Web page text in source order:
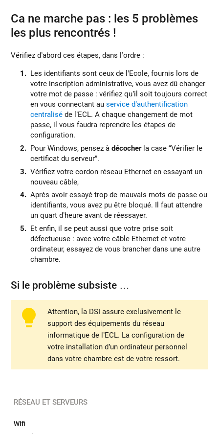
Ca ne marche pas : les 5 problèmes
les plus rencontrés !
Vérifiez d’abord ces étapes, dans l’ordre :
Les identifiants sont ceux de l’Ecole, fournis lors de
votre inscription administrative, vous avez dû changer
votre mot de passe : vérifiez qu’il soit toujours correct
en vous connectant auservice d’authentification
centralisé de l’ECL. A chaque changement de mot
passe, il vous faudra reprendre les étapes de
configuration.
Pour Windows, pensez àdécocherla case “Vérifier le
certificat du serveur”.
Vérifiez votre cordon réseau Ethernet en essayant un
nouveau câble,
Après avoir essayé trop de mauvais mots de passe ou
identifiants, vous avez pu être bloqué. Il faut attendre
un quart d’heure avant de réessayer.
Et enfin, il se peut aussi que votre prise soit
défectueuse : avec votre câble Ethernet et votre
ordinateur, essayez de vous brancher dans une autre
chambre.
Si le problème subsiste …
Attention, la DSI assure exclusivement le
support des équipements du réseau
informatique de l’ECL. La configuration de
votre installation d’un ordinateur personnel
dans votre chambre est de votre ressort.
RÉSEAU ET SERVEURS
Wifi